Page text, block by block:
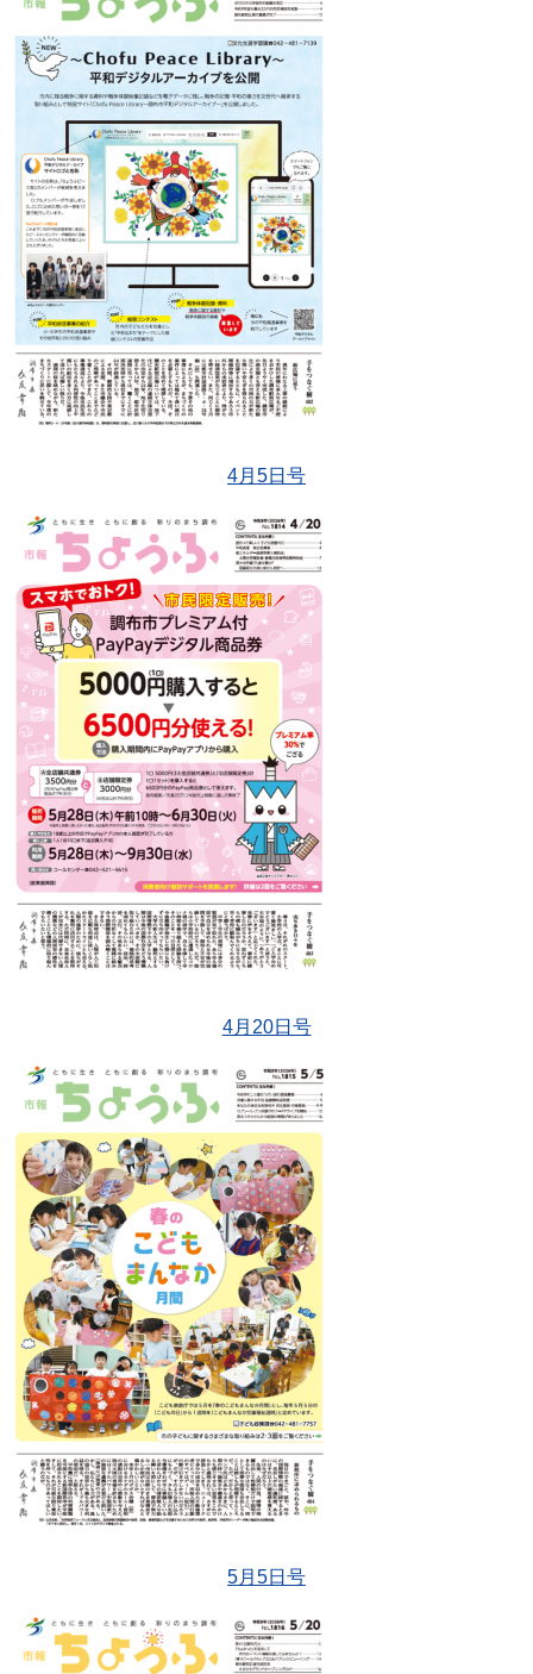
4月5日号
4月20日号
5月5日号